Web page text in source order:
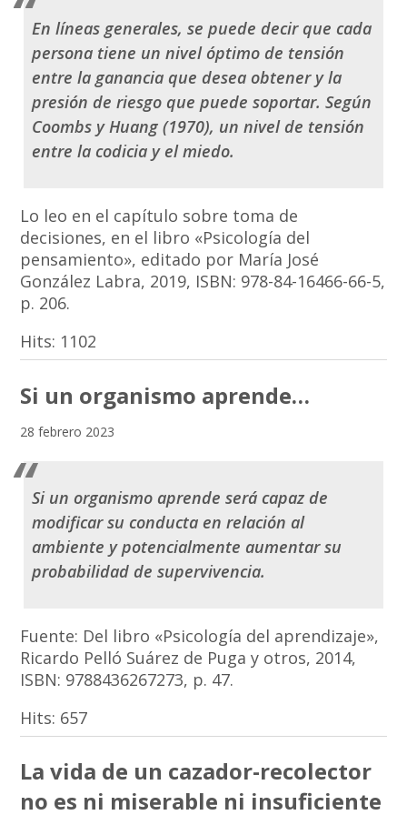
En líneas generales, se puede decir que cada
persona tiene un nivel óptimo de tensión
entre la ganancia que desea obtener y la
presión de riesgo que puede soportar. Según
Coombs y Huang (1970), un nivel de tensión
entre la codiciay elmiedo.
Lo leo en el capítulo sobre toma de
decisiones, en el libro «Psicología del
pensamiento», editado por María José
González Labra, 2019, ISBN: 978-84-16466-66-5,
p. 206.
Hits: 1102
Si un organismo aprende…
28 febrero 2023
Si un organismo aprende será capaz de
modificar su conducta en relación al
ambiente y potencialmente aumentar su
probabilidad de supervivencia.
Fuente: Del libro «Psicología del aprendizaje»,
Ricardo Pelló Suárez de Puga y otros, 2014,
ISBN: 9788436267273, p. 47.
Hits: 657
La vida de un cazador-recolector
no es ni miserable ni insuficiente